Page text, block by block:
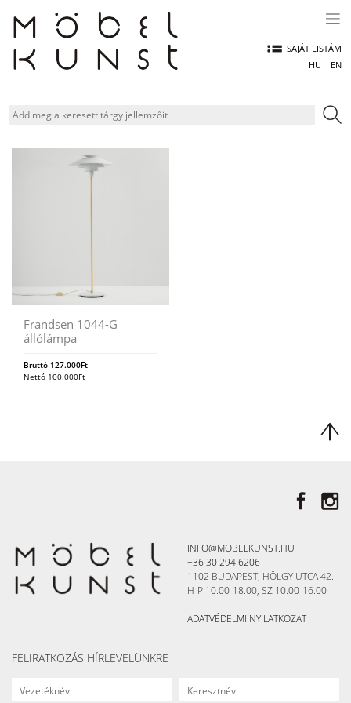
content
SAJÁT LISTÁM
HU
EN
Frandsen 1044-G
állólámpa
Bruttó 127.000Ft
Nettó 100.000Ft
INFO@MOBELKUNST.HU
+36 30 294 6206
1102 BUDAPEST, HÖLGY UTCA 42.
H-P 10.00-18.00, SZ 10.00-16.00
ADATVÉDELMI NYILATKOZAT
FELIRATKOZÁS HÍRLEVELÜNKRE